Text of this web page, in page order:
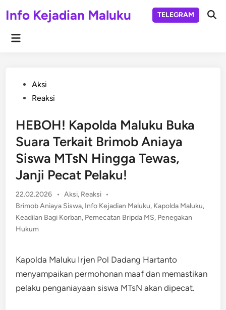
toInfo Kejadian Maluku TELEGRAM
Main
PostedAksi
Reaksi
HEBOH! Kapolda Maluku Buka
Suara Terkait Brimob Aniaya
Siswa MTsN Hingga Tewas,
Janji Pecat Pelaku!
22.02.2026 • Posted
in
Aksi, Reaksi •
Brimob Aniaya Siswa, Info Kejadian Maluku, Kapolda Maluku,
Keadilan Bagi Korban, Pemecatan Bripda MS, Penegakan
Hukum
Kapolda Maluku Irjen Pol Dadang Hartanto
menyampaikan permohonan maaf dan memastikan
pelaku penganiayaan siswa MTsN akan dipecat.